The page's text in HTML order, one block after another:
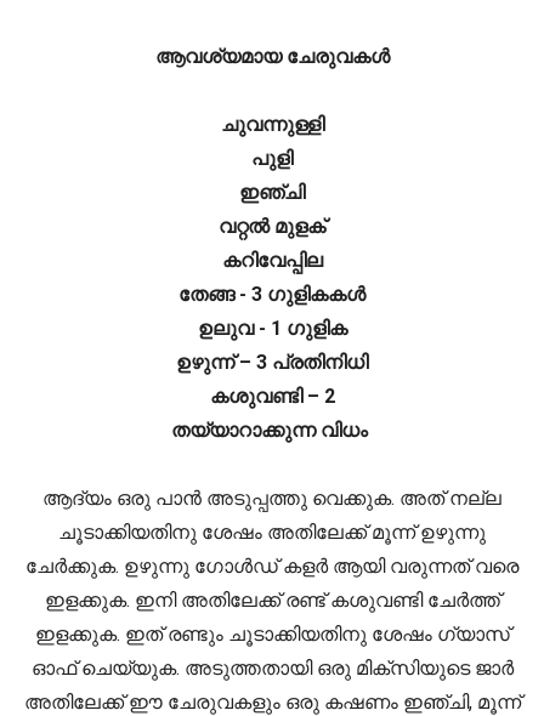
ആവശ്യമായ ചേരുവകൾ
ചുവന്നുള്ളി
പുളി
ഇഞ്ചി
വറ്റൽ മുളക്
കറിവേപ്പില
തേങ്ങ - 3 ഗുളികകൾ
ഉലുവ - 1 ഗുളിക
ഉഴുന്ന് – 3 പ്രതിനിധി
കശുവണ്ടി – 2
തയ്യാറാക്കുന്ന വിധം
ആദ്യം ഒരു പാൻ അടുപ്പത്തു വെക്കുക. അത് നല്ല
ചൂടാക്കിയതിനു ശേഷം അതിലേക്ക് മൂന്ന് ഉഴുന്നു
ചേർക്കുക. ഉഴുന്നു ഗോൾഡ് കളർ ആയി വരുന്നത് വരെ
ഇളക്കുക. ഇനി അതിലേക്ക് രണ്ട് കശുവണ്ടി ചേർത്ത്
ഇളക്കുക. ഇത് രണ്ടും ചൂടാക്കിയതിനു ശേഷം ഗ്യാസ്
ഓഫ് ചെയ്യുക. അടുത്തതായി ഒരു മിക്സിയുടെ ജാർ
അതിലേക്ക് ഈ ചേരുവകളും ഒരു കഷണം ഇഞ്ചി, മൂന്ന്